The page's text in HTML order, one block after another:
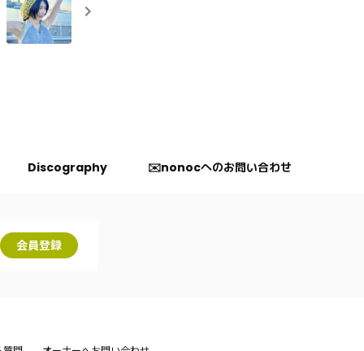
Discography ✉️nonocへのお問い合わせ
会員登録